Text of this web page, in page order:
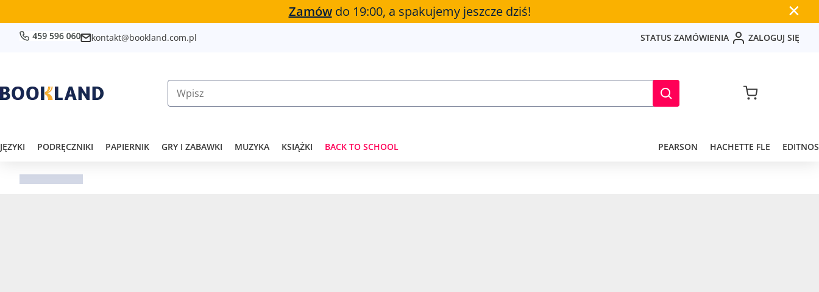
Zamówdo 19:00, a spakujemy jeszcze dziś! ✕
kontakt@bookland.com.pl STATUS ZAMÓWIENIA ZALOGUJ SIĘ
JĘZYKI PODRĘCZNIKI PAPIERNIK GRY I ZABAWKI MUZYKA KSIĄŻKI BACK TO SCHOOL PEARSON HACHETTE FLE EDITNOS